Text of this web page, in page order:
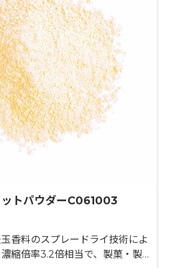
トパウダーC061003
香料のスプレードライ技術によ
縮倍率3.2倍相当で、製菓・製